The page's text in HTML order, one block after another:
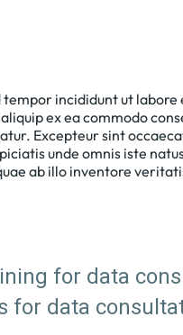
incididunt ut
ex ea commodo
Excepteur sint
unde omnis iste
ab illo inventore
for data
for data